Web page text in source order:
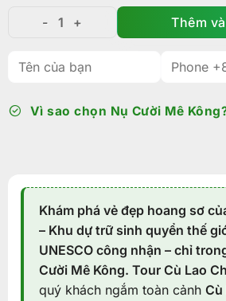
Tour Cù Lao Chàm 1 Ngày:
Thêm
Vì sao chọn Nụ Cười Mê
Khám phá vẻ đẹp hoang sơ
– Khu dự trữ sinh quyển thế
UNESCO công nhận – chỉ
Cười Mê Kông. Tour Cù Lao
quý khách ngắm toàn cảnh Cù